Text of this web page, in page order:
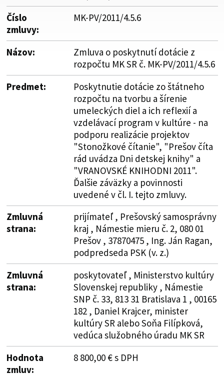
Číslo
zmluvy:
MK-PV/2011/4.5.6
Názov:
Zmluva o poskytnutí dotácie z
rozpočtu MK SR č. MK-PV/2011/4.5.6
Predmet:
Poskytnutie dotácie zo štátneho
rozpočtu na tvorbu a šírenie
umeleckých diel a ich reflexií a
vzdelávací program v kultúre - na
podporu realizácie projektov
"Stonožkové čítanie", "Prešov číta
rád uvádza Dni detskej knihy" a
"VRANOVSKÉ KNIHODNI 2011".
Ďalšie záväzky a povinnosti
uvedené v čl. I. tejto zmluvy.
Zmluvná
strana:
prijímateľ , Prešovský samosprávny
kraj , Námestie mieru č. 2, 080 01
Prešov , 37870475 , Ing. Ján Ragan,
podpredseda PSK (v. z.)
Zmluvná
strana:
poskytovateľ , Ministerstvo kultúry
Slovenskej republiky , Námestie
SNP č. 33, 813 31 Bratislava 1 , 00165
182 , Daniel Krajcer, minister
kultúry SR alebo Soňa Filípková,
vedúca služobného úradu MK SR
Hodnota
zmluv:
8 800,00 € s DPH